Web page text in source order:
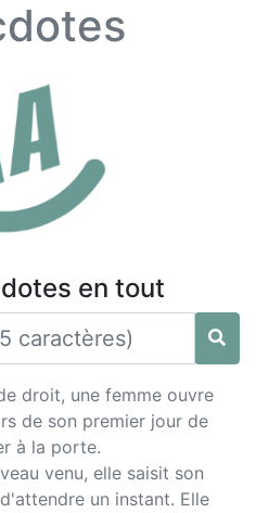
en tout
droit, une femme ouvre
de son premier jour de
à la porte.
venu, elle saisit son
un instant. Elle